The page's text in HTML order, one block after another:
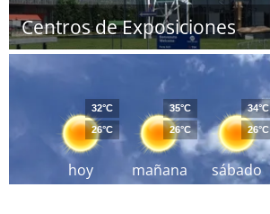
Centros de Exposiciones
hoy
32°C
26°C
mañana
35°C
26°C
sábado
34°C
26°C